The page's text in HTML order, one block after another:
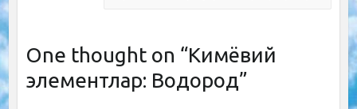
One thought on “Кимёвий
элементлар: Водород”